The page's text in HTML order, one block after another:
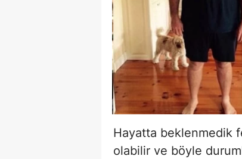
Hayatta beklenmedik
olabilir ve böyle